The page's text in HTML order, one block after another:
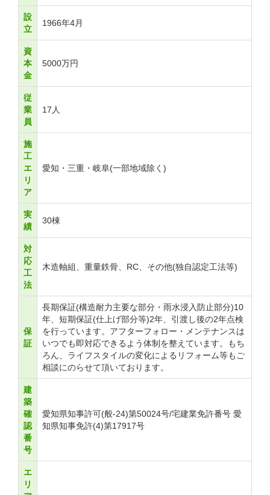
設
立
1966年4月
資
本
金
5000万円
従
業
員
17人
施
工
エ
リ
ア
愛知・三重・岐阜(一部地域除く)
実
績
30棟
対
応
工
法
木造軸組、重量鉄骨、RC、その他(独自認定工法等)
保
証
長期保証(構造耐力主要な部分・雨水浸入防止部分)10
年、短期保証(仕上げ部分等)2年、引渡し後の2年点検
を行っています。アフターフォロー・メンテナンスは
いつでも即対応できるよう体制を整えています。もち
ろん、ライフスタイルの変化によるリフォーム等もご
相談にのらせて頂いております。
建
築
確
認
番
号
愛知県知事許可(般-24)第50024号/宅建業免許番号 愛
知県知事免許(4)第17917号
エ
リ